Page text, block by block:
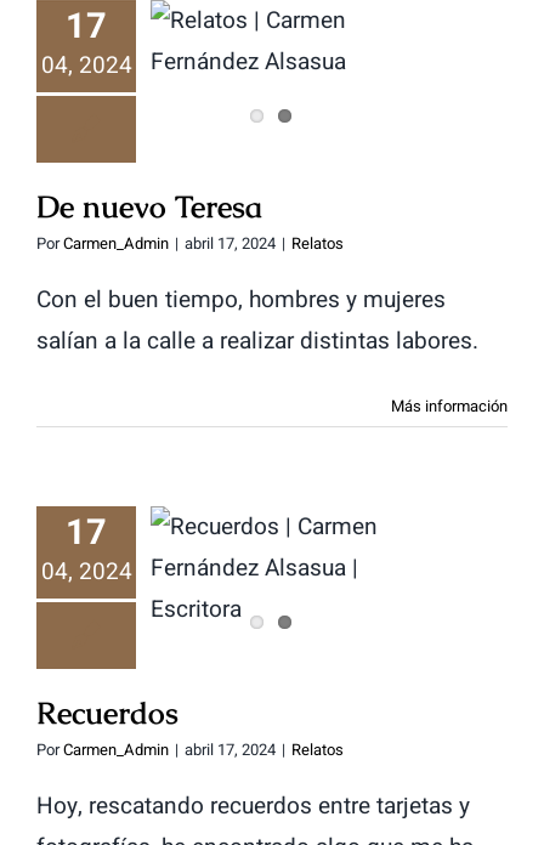
17
04, 2024
De nuevo
Teresa
De nuevo Teresa
PorCarmen_Admin | abril 17, 2024 | Relatos
Con el buen tiempo, hombres y mujeres
salían a la calle a realizar distintas labores.
Más información
17
04, 2024 Recuerdos
Recuerdos
PorCarmen_Admin | abril 17, 2024 | Relatos
Hoy, rescatando recuerdos entre tarjetas y